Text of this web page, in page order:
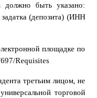
должно быть указано:
(депозита) (ИНН
площадке по
Requisites
третьим лицом, не
торговой